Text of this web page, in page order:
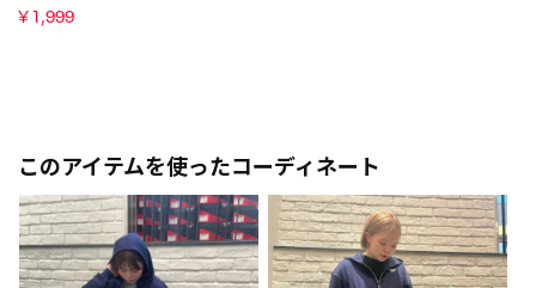
￥1,999
このアイテムを使ったコーディネート